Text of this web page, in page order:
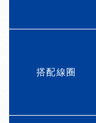
搭配線圈